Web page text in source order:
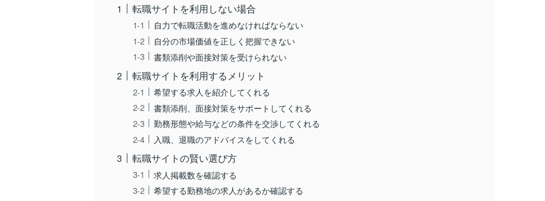
転職サイトを利用しない場合
自力で転職活動を進めなければならない
自分の市場価値を正しく把握できない
書類添削や面接対策を受けられない
転職サイトを利用するメリット
希望する求人を紹介してくれる
書類添削、面接対策をサポートしてくれる
勤務形態や給与などの条件を交渉してくれる
入職、退職のアドバイスをしてくれる
転職サイトの賢い選び方
求人掲載数を確認する
希望する勤務地の求人があるか確認する